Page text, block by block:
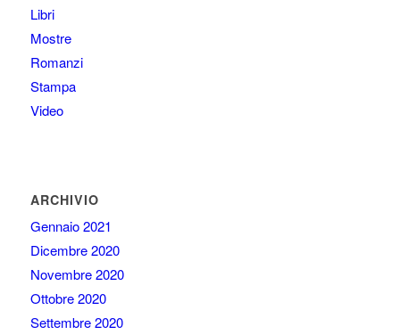
Libri
Mostre
Romanzi
Stampa
Video
ARCHIVIO
Gennaio 2021
Dicembre 2020
Novembre 2020
Ottobre 2020
Settembre 2020